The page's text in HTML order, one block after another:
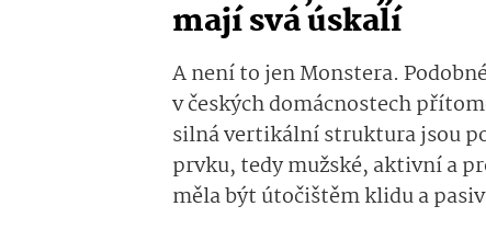
mají svá úskalí
A není to jen Monstera.
v českých domácnostech
silná vertikální struktura jsou
prvku, tedy mužské, aktivní a
měla být útočištěm klidu a